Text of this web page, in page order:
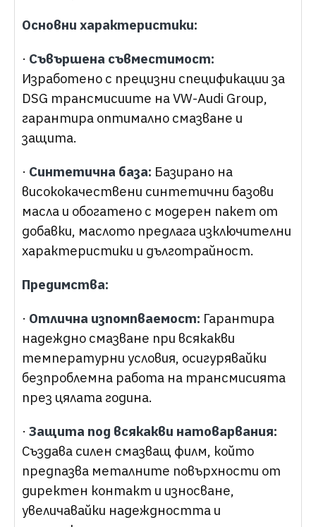
Основни характеристики:
· Съвършена съвместимост:
Изработено с прецизни спецификации за
DSG трансмисиите на VW-Audi Group,
гарантира оптимално смазване и
защита.
· Синтетична база: Базирано на
висококачествени синтетични базови
масла и обогатено с модерен пакет от
добавки, маслото предлага изключителни
характеристики и дълготрайност.
Предимства:
· Отлична изпомпваемост: Гарантира
надеждно смазване при всякакви
температурни условия, осигурявайки
безпроблемна работа на трансмисията
през цялата година.
· Защита под всякакви натоварвания:
Създава силен смазващ филм, който
предпазва металните повърхности от
директен контакт и износване,
увеличавайки надеждността и